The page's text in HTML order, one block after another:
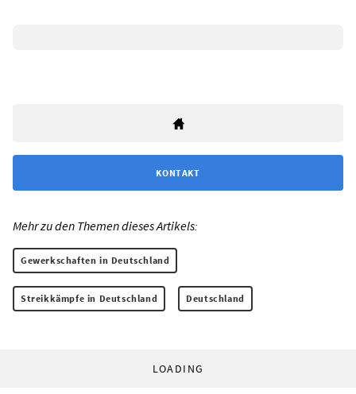
KONTAKT
Mehr zu den Themen dieses Artikels:
Gewerkschaften in Deutschland
Streikkämpfe in Deutschland Deutschland
LOADING